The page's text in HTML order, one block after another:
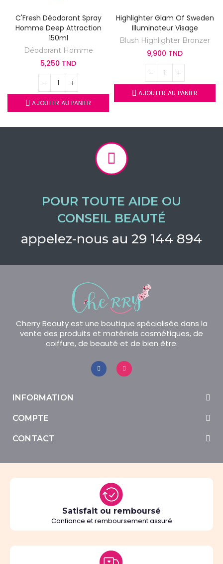
C'Fresh Déodorant Spray
Homme Deep Attraction
150ml
Déodorant Homme
5,250 TND
AJOUTER AU PANIER
Highlighter Glam Of Sweden
Illuminateur Visage
Blush Highlighter Bronzer
9,900 TND
AJOUTER AU PANIER
POUR TOUTE AIDE OU
CONSEIL BEAUTÉ
appelez-nous au 29 144 894
Cherry Beauty est une boutique spécialisée dans la
vente des produits et matériels cosmétiques, de
coiffure, de beauté et de bien être.
INFORMATION
COMPTE
CONTACT
Satisfait ou remboursé
Confiance et remboursement assuré